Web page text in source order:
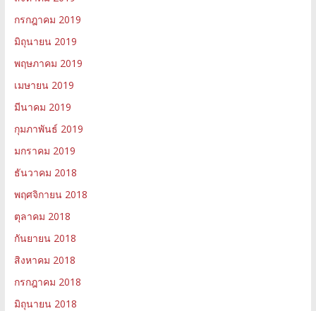
กรกฎาคม 2019
มิถุนายน 2019
พฤษภาคม 2019
เมษายน 2019
มีนาคม 2019
กุมภาพันธ์ 2019
มกราคม 2019
ธันวาคม 2018
พฤศจิกายน 2018
ตุลาคม 2018
กันยายน 2018
สิงหาคม 2018
กรกฎาคม 2018
มิถุนายน 2018